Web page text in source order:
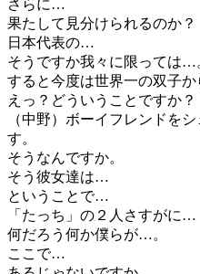
さらに…
果たして見分けられるのか？
日本代表の…
そうですか我々に限っては…
すると今度は世界一の双子
えっ？どういうことですか？
（中野）ボーイフレンドを
す。
そうなんですか。
そう彼女達は…
ということで…
「たっち」の２人さすがに…
何だろう何か僕らが…。
ここで…